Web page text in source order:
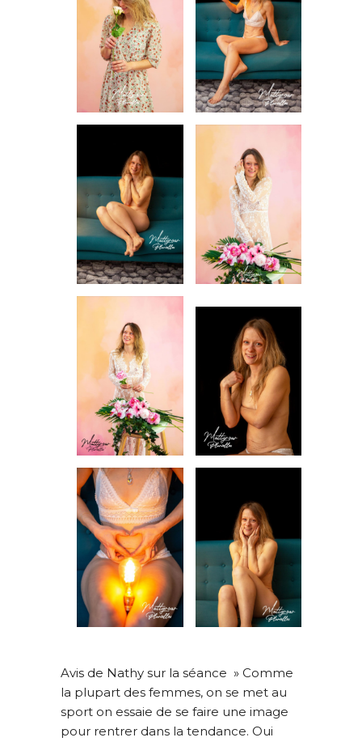
INFORMATIONS SUR LE PROJET « PLURI-
GROSSESSE
INFORMATIONS SUR LES PHOTOS
D’ALLAITEMENT
Avis de Nathy sur la séance » Comme
la plupart des femmes, on se met au
sport on essaie de se faire une image
pour rentrer dans la tendance. Oui